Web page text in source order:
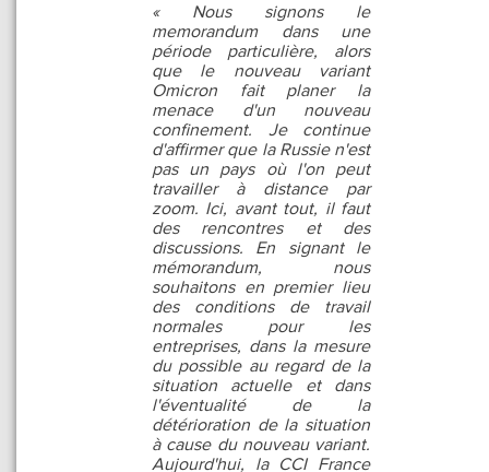
« Nous signons le
memorandum dans une
période particulière, alors
que le nouveau variant
Omicron fait planer la
menace d'un nouveau
confinement. Je continue
d'affirmer que la Russie n'est
pas un pays où l'on peut
travailler à distance par
zoom. Ici, avant tout, il faut
des rencontres et des
discussions. En signant le
mémorandum, nous
souhaitons en premier lieu
des conditions de travail
normales pour les
entreprises, dans la mesure
du possible au regard de la
situation actuelle et dans
l'éventualité de la
détérioration de la situation
à cause du nouveau variant.
Aujourd'hui, la CCI France